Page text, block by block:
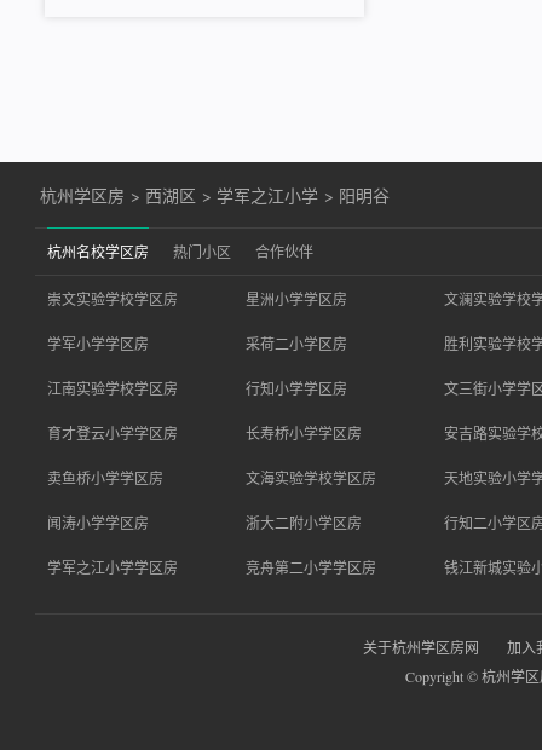
杭州学区房 > 西湖区 > 学军之江小学 > 阳明谷
杭州名校学区房 热门小区 合作伙伴
崇文实验学校学区房 星洲小学学区房 文澜实验学校
学军小学学区房 采荷二小学区房 胜利实验学校
江南实验学校学区房 行知小学学区房 文三街小学学
育才登云小学学区房 长寿桥小学学区房 安吉路实验学
卖鱼桥小学学区房 文海实验学校学区房 天地实验小学
闻涛小学学区房 浙大二附小学区房 行知二小学区
学军之江小学学区房 竞舟第二小学学区房 钱江新城实验
关于杭州学区房网
加入
Copyright © 杭州学